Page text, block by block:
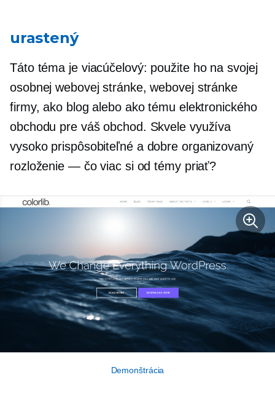
urastený
Táto téma je viacúčelový: použite ho na svojej
osobnej webovej stránke, webovej stránke
firmy, ako blog alebo ako tému elektronického
obchodu pre váš obchod. Skvele využíva
vysoko prispôsobiteľné a dobre organizovaný
rozloženie — čo viac si od témy priať?
Demonštrácia